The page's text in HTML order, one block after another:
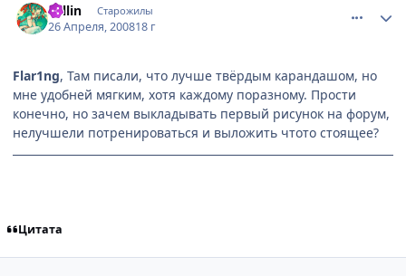
Sellin Старожилы
26 Апреля, 200818 г
Flar1ng, Там писали, что лучше твёрдым карандашом, но
мне удобней мягким, хотя каждому поразному. Прости
конечно, но зачем выкладывать первый рисунок на форум,
нелучшели потренироваться и выложить чтото стоящее?
Цитата